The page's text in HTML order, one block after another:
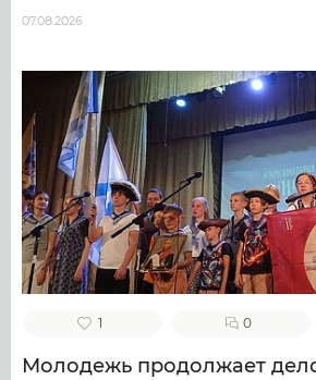
07.08.2026
1 0
Молодежь продолжает